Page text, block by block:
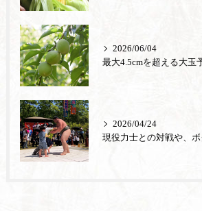
2026/06/04
2026/04/24